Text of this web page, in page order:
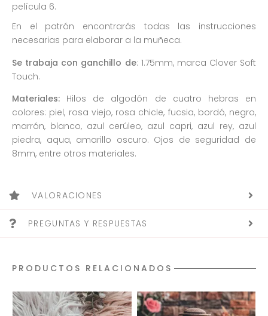
película 6.
En el patrón encontrarás todas las instrucciones
necesarias para elaborar a la muñeca.
Se trabaja con ganchillo de: 1.75mm, marca Clover Soft
Touch.
Materiales: Hilos de algodón de cuatro hebras en
colores: piel, rosa viejo, rosa chicle, fucsia, bordó, negro,
marrón, blanco, azul cerúleo, azul capri, azul rey, azul
piedra, aqua, amarillo oscuro. Ojos de seguridad de
8mm, entre otros materiales.
VALORACIONES
PREGUNTAS Y RESPUESTAS
PRODUCTOS RELACIONADOS